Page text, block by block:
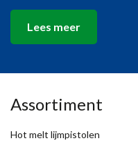
Lees meer
Assortiment
Hot melt lijmpistolen